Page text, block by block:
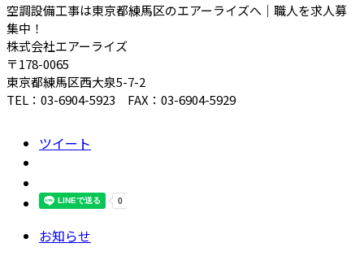
空調設備工事は東京都練馬区のエアーライズへ｜職人を求人募
集中！
株式会社エアーライズ
〒178-0065
東京都練馬区西大泉5-7-2
TEL：03-6904-5923 FAX：03-6904-5929
ツイート
お知らせ